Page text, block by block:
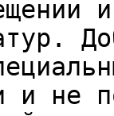
и не